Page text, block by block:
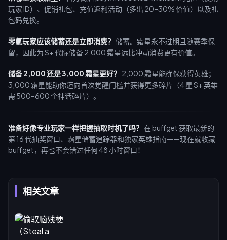
相关文章
玩家 ID）、促销礼包、充值返利活动（多出 20–30% 价值）以及礼
包码兑换。
零氪玩家应该储蓄还是立即消费？ 储蓄。霜星永不过期且随赛季保
留，因此为 S+ 代际储备 2,000 霜星远比冲动消费更有价值。
储备 2,000 还是 3,000 霜星更好？ 2,000 霜星能确保获得英雄；
3,000 霜星能助你迈向首次觉醒门槛并获得更多碎片（4 星 S+ 英雄
需 500–600 个神话碎片）。
准备好像专业玩家一样把握抽取时机了吗？ 在 buffget 获取最新的
第 16 代抽奖窗口、霜星储蓄追踪器和独家英雄指南——现在就收藏
buffget，再也不会错过任何 48 小时窗口！